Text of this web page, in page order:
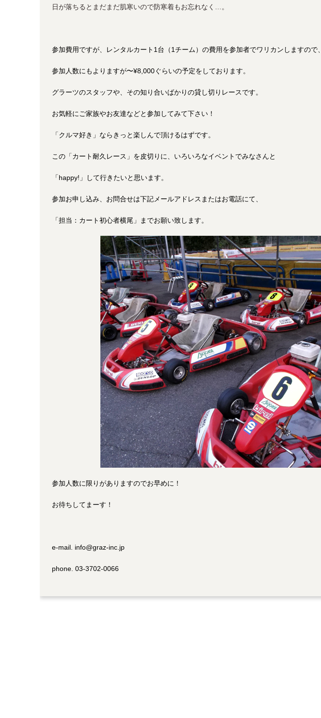
日が落ちるとまだまだ肌寒いので防寒着もお忘れなく…。
参加費用ですが、レンタルカート1台（1チーム）の費用を参加者でワリカンしますので、
参加人数にもよりますが〜¥8,000ぐらいの予定をしております。
グラーツのスタッフや、その知り合いばかりの貸し切りレースです。
お気軽にご家族やお友達などと参加してみて下さい！
「クルマ好き」ならきっと楽しんで頂けるはずです。
この「カート耐久レース」を皮切りに、いろいろなイベントでみなさんと
「happy!」して行きたいと思います。
参加お申し込み、お問合せは下記メールアドレスまたはお電話にて、
「担当：カート初心者横尾」までお願い致します。
参加人数に限りがありますのでお早めに！
お待ちしてまーす！
e-mail. info@graz-inc.jp
phone. 03-3702-0066